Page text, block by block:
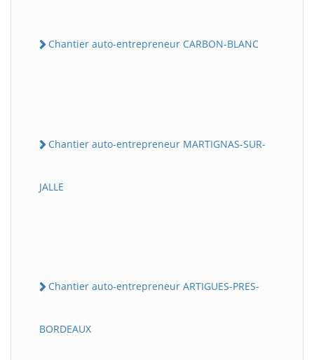
Chantier auto-entrepreneur CARBON-BLANC
Chantier auto-entrepreneur MARTIGNAS-SUR-
JALLE
Chantier auto-entrepreneur ARTIGUES-PRES-
BORDEAUX